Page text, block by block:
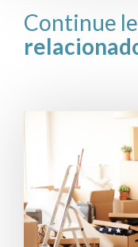
Continue